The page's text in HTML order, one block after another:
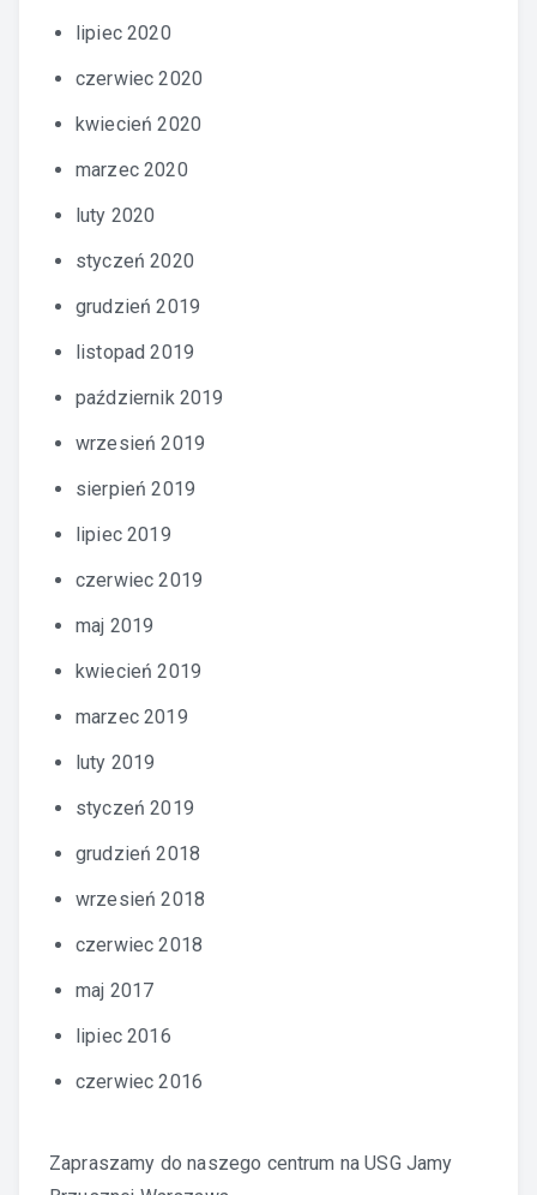
lipiec 2020
czerwiec 2020
kwiecień 2020
marzec 2020
luty 2020
styczeń 2020
grudzień 2019
listopad 2019
październik 2019
wrzesień 2019
sierpień 2019
lipiec 2019
czerwiec 2019
maj 2019
kwiecień 2019
marzec 2019
luty 2019
styczeń 2019
grudzień 2018
wrzesień 2018
czerwiec 2018
maj 2017
lipiec 2016
czerwiec 2016
Zapraszamy do naszego centrum naUSG Jamy